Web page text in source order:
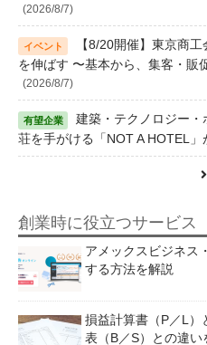
(2026/8/7)
【8/20開催】東京商
を伸ばす 〜基本から、集客・販
(2026/8/7)
建築・テクノロジー・
荘を手がける「NOT A HOTEL」
創業時に役立つサービス
アメックスビジネス
する方法を解説
損益計算書（P／L）
表（B／S）との違い